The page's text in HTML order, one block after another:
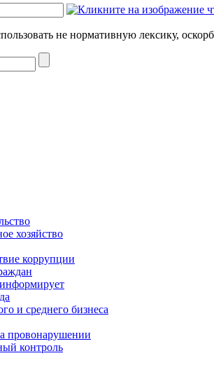
не нормативную лексику,
хозяйство
коррупции
и среднего бизнеса
провонарушении
контроль